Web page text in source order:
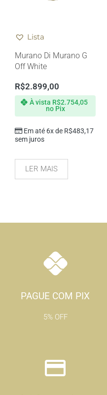
Lista
Murano Di Murano G
Off White
R$2.899,00
Em até 6x de R$483,17
sem juros
À vista R$2.754,05
no Pix
LER MAIS
PAGUE COM PIX
5% OFF